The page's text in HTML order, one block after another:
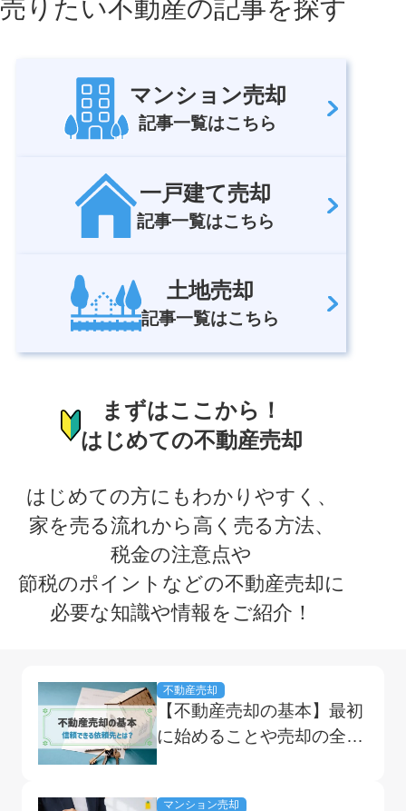
売りたい不動産の記事を探す
マンション売却
記事一覧はこちら
一戸建て売却
記事一覧はこちら
土地売却
記事一覧はこちら
まずはここから！
はじめての不動産売却
はじめての方にもわかりやすく、
家を売る流れから高く売る方法、
税金の注意点や
節税のポイントなどの不動産売却に
必要な知識や情報をご紹介！
不動産売却
【不動産売却の基本】最初
に始めることや売却の全体
マンション売却